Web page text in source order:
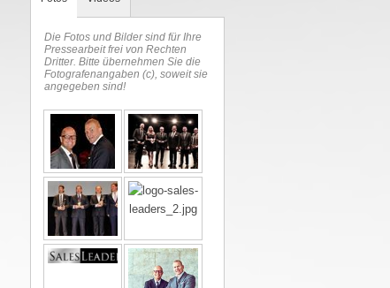
Die Fotos und Bilder sind für Ihre
Pressearbeit frei von Rechten
Dritter. Bitte übernehmen Sie die
Fotografenangaben (c), soweit sie
angegeben sind!